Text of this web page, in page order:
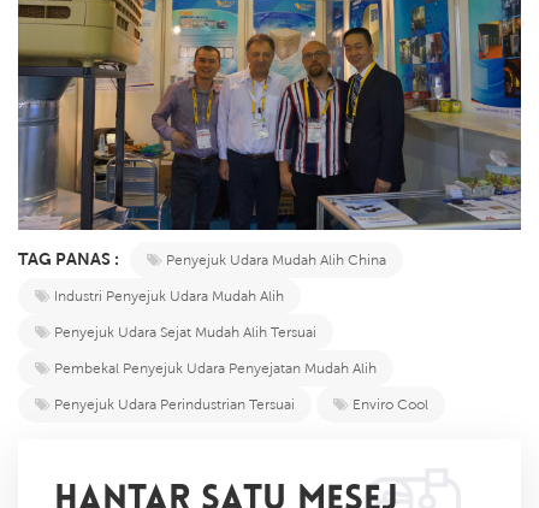
TAG PANAS :
Penyejuk Udara Mudah Alih China
Industri Penyejuk Udara Mudah Alih
Penyejuk Udara Sejat Mudah Alih Tersuai
Pembekal Penyejuk Udara Penyejatan Mudah Alih
Penyejuk Udara Perindustrian Tersuai
Enviro Cool